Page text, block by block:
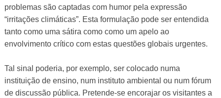
problemas são captadas com humor pela expressão
“irritações climáticas”. Esta formulação pode ser entendida
tanto como uma sátira como como um apelo ao
envolvimento crítico com estas questões globais urgentes.
Tal sinal poderia, por exemplo, ser colocado numa
instituição de ensino, num instituto ambiental ou num fórum
de discussão pública. Pretende-se encorajar os visitantes a